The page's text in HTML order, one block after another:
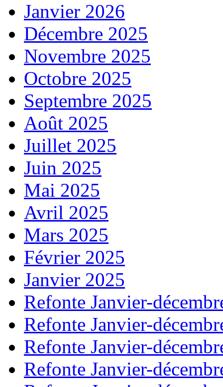
Janvier 2026
Décembre 2025
Novembre 2025
Octobre 2025
Septembre 2025
Août 2025
Juillet 2025
Juin 2025
Mai 2025
Avril 2025
Mars 2025
Février 2025
Janvier 2025
Refonte Janvier-
Refonte Janvier-
Refonte Janvier-
Refonte Janvier-